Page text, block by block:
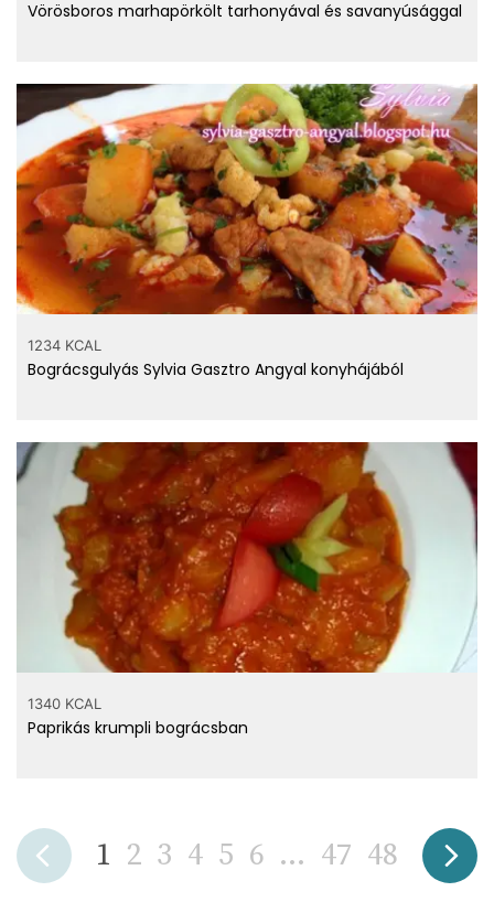
Vörösboros marhapörkölt tarhonyával és savanyúsággal
1234 KCAL
Bográcsgulyás Sylvia Gasztro Angyal konyhájából
1340 KCAL
Paprikás krumpli bográcsban
1 2 3 4 5 6 ... 47 48